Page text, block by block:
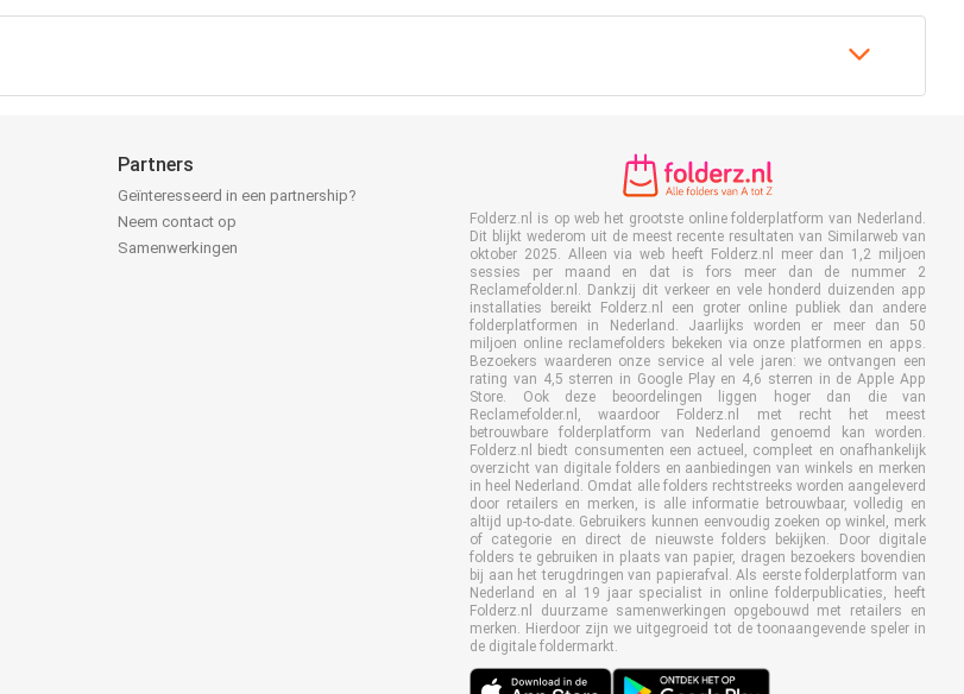
Partners
Geïnteresseerd in een partnership?
Neem contact op
Samenwerkingen
Folderz.nl is op web het grootste online folderplatform van Nederland.
Dit blijkt wederom uit de meest recente resultaten van Similarweb van
oktober 2025. Alleen via web heeft Folderz.nl meer dan 1,2 miljoen
sessies per maand en dat is fors meer dan de nummer 2
Reclamefolder.nl. Dankzij dit verkeer en vele honderd duizenden app
installaties bereikt Folderz.nl een groter online publiek dan andere
folderplatformen in Nederland. Jaarlijks worden er meer dan 50
miljoen online reclamefolders bekeken via onze platformen en apps.
Bezoekers waarderen onze service al vele jaren: we ontvangen een
rating van 4,5 sterren in Google Play en 4,6 sterren in de Apple App
Store. Ook deze beoordelingen liggen hoger dan die van
Reclamefolder.nl, waardoor Folderz.nl met recht het meest
betrouwbare folderplatform van Nederland genoemd kan worden.
Folderz.nl biedt consumenten een actueel, compleet en onafhankelijk
overzicht van digitale folders en aanbiedingen van winkels en merken
in heel Nederland. Omdat alle folders rechtstreeks worden aangeleverd
door retailers en merken, is alle informatie betrouwbaar, volledig en
altijd up-to-date. Gebruikers kunnen eenvoudig zoeken op winkel, merk
of categorie en direct de nieuwste folders bekijken. Door digitale
folders te gebruiken in plaats van papier, dragen bezoekers bovendien
bij aan het terugdringen van papierafval. Als eerste folderplatform van
Nederland en al 19 jaar specialist in online folderpublicaties, heeft
Folderz.nl duurzame samenwerkingen opgebouwd met retailers en
merken. Hierdoor zijn we uitgegroeid tot de toonaangevende speler in
de digitale foldermarkt.